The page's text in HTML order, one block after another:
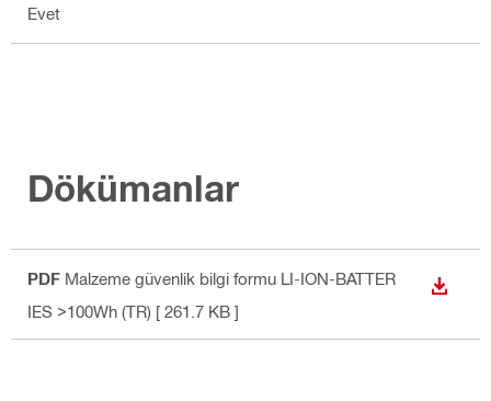
Evet
Dökümanlar
PDF Malzeme güvenlik bilgi formu LI-ION-BATTER
IES >100Wh (TR) [ 261.7 KB ]
İNDIR